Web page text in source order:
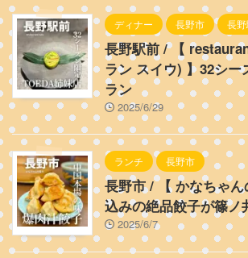
ディナー 長野市 長
長野駅前 / 【
ラン スイウ) 】32シー
ラン
2025/6/29
ランチ 長野市
長野市 / 【 かなちゃ
込みの絶品餃子が篠ノ
2025/6/7